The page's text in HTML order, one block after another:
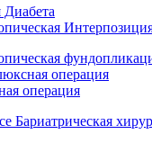
операция
операция
Бариатрическая